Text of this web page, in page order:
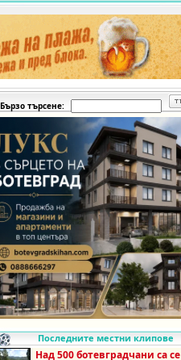
Бързо търсене:
Последните местни клипове
Над 500 ботевградчани са се